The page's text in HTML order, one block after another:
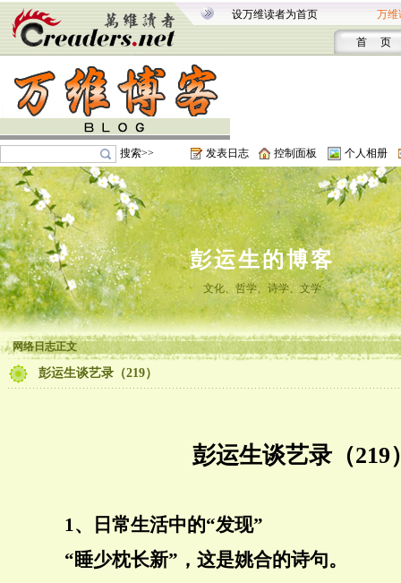
设万维读者为首页 万维
首 页
搜索>> 发表日志 控制面板 个人相册
彭运生的博客
文化、哲学、诗学、文学
网络日志正文
彭运生谈艺录（219）
彭运生谈艺录（219
1、日常生活中的“发现”
“睡少枕长新”，这是姚合的诗句。